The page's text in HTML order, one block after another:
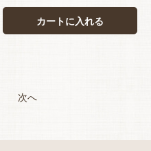
カートに入れる
次へ